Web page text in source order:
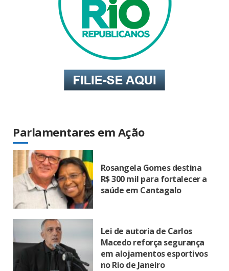
Parlamentares em Ação
Rosangela Gomes destina
R$ 300 mil para fortalecer a
saúde em Cantagalo
Lei de autoria de Carlos
Macedo reforça segurança
em alojamentos esportivos
no Rio de Janeiro